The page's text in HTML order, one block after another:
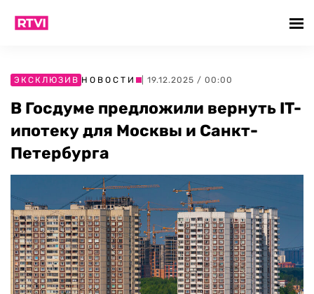
ЭКСКЛЮЗИВ НОВОСТИ | 19.12.2025 / 00:00
В Госдуме предложили вернуть IT-
ипотеку для Москвы и Санкт-
Петербурга